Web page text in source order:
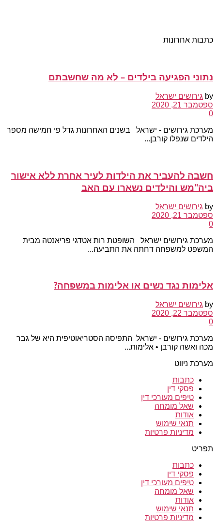
כתבות אחרונות
נתוני הפגיעה בילדים – לא מה שחשבתם
by גירושים ישראל
ספטמבר 21, 2020
0
מערכת גירושים - ישראל בשנים האחרונות גדל פי חמישה מספר
הילדים שנפלו קורבן...
חשבה להעביר את הילדות לעיר אחרת ללא אישור
ביה"מש והילדים נשארו עם האב
by גירושים ישראל
ספטמבר 21, 2020
0
מערכת גירושים ישראל השופטת רות אטדגי פריאנטה מבית
המשפט למשפחה דחתה את התביעה...
אלימות נגד נשים או אלימות במשפחה?
by גירושים ישראל
ספטמבר 22, 2020
0
מערכת גירושים - ישראל התפיסה הסטריאוטיפית היא של גבר
מכה ואשה קורבן • אלימות...
מערכת ניווט
כתבות
פסקי דין
טיפים מעורכי דין
שאל מומחה
אודות
תנאי שימוש
מדיניות פרטיות
תפריט
כתבות
פסקי דין
טיפים מעורכי דין
שאל מומחה
אודות
תנאי שימוש
מדיניות פרטיות